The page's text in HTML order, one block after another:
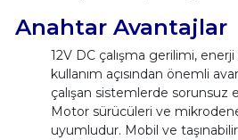
Anahtar Avantajlar
12V DC çalışma gerilimi,
kullanım açısından önemli
çalışan sistemlerde sorunsuz
Motor sürücüleri ve
uyumludur. Mobil ve